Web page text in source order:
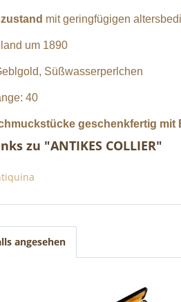
mit geringfügigen
um 1890
Süßwasserperlchen
40
geschenkfertig mit
zu "ANTIKES COLLIER"
angesehen